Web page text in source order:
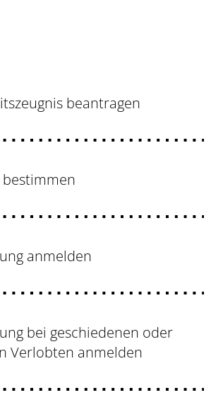
beantragen
anmelden
bei geschiedenen oder
Verlobten anmelden